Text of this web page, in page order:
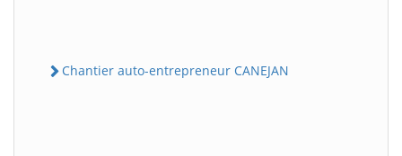
Chantier auto-entrepreneur CANEJAN